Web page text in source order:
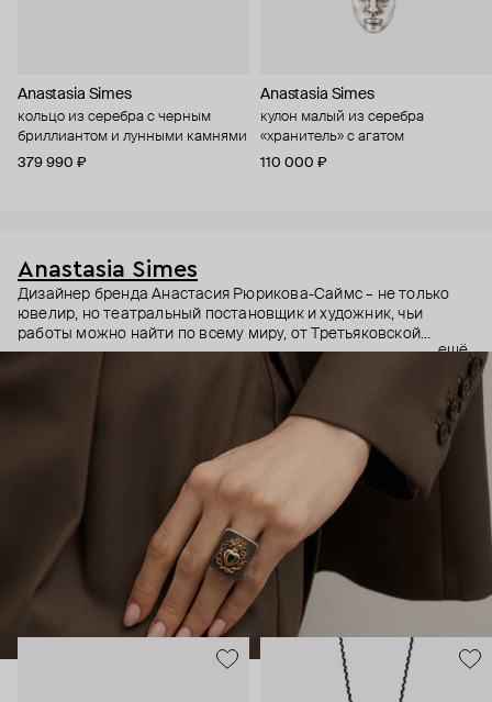
Anastasia Simes
кольцо из серебра с черным
бриллиантом и лунными камнями
379 990 ₽
Anastasia Simes
кулон малый из серебра
«хранитель» с агатом
110 000 ₽
Anastasia Simes
Дизайнер бренда Анастасия Рюрикова-Саймс – не только
ювелир, но театральный постановщик и художник, чьи
работы можно найти по всему миру, от Третьяковской
галереи до выставок в США и Гонконге. Она вдохновляется
разными культурами, эпохами и символами. Причем
символы – неочевидные: например, кулоны с руками, чье
положение на жестовом языке означает «я тебя люблю» или
В этих украшениях много магии: здесь и знаки из
европейской геральдики вроде пылающих сердец, и
животные – каждое символизирует определенное умение и
силу. Философия дизайнера – в том, что украшения могут
быть не просто аксессуаром, но оберегом и талисманом.
ещё